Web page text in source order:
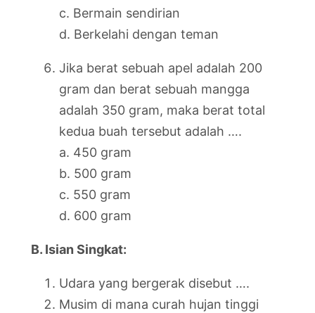
c. Bermain sendirian
d. Berkelahi dengan teman
Jika berat sebuah apel adalah 200
gram dan berat sebuah mangga
adalah 350 gram, maka berat total
kedua buah tersebut adalah ….
a. 450 gram
b. 500 gram
c. 550 gram
d. 600 gram
B. Isian Singkat:
Udara yang bergerak disebut ….
Musim di mana curah hujan tinggi